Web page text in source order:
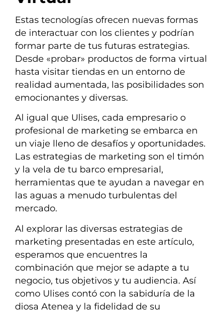
Estas tecnologías ofrecen nuevas formas
de interactuar con los clientes y podrían
formar parte de tus futuras estrategias.
Desde «probar» productos de forma virtual
hasta visitar tiendas en un entorno de
realidad aumentada, las posibilidades son
emocionantes y diversas.
Al igual que Ulises, cada empresario o
profesional de marketing se embarca en
un viaje lleno de desafíos y oportunidades.
Las estrategias de marketing son el timón
y la vela de tu barco empresarial,
herramientas que te ayudan a navegar en
las aguas a menudo turbulentas del
mercado.
Al explorar las diversas estrategias de
marketing presentadas en este artículo,
esperamos que encuentres la
combinación que mejor se adapte a tu
negocio, tus objetivos y tu audiencia. Así
como Ulises contó con la sabiduría de la
diosa Atenea y la fidelidad de su